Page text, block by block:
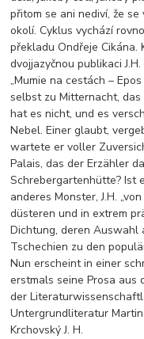
přitom se ani nediví, že
okolí. Cyklus vychází
překladu Ondřeje Cikána.
dvojjazyčnou publikaci
„Mumie na cestách –
selbst zu Mitternacht,
hat es nicht, und es
Nebel. Einer glaubt,
wartete er voller
Palais, das der Erzähler
Schrebergartenhütte? Ist
anderes Monster, J.H.
düsteren und in extrem
Dichtung, deren Auswahl
Tschechien zu den
Nun erscheint in einer
erstmals seine Prosa aus
der
Untergrundliteratur
Krchovský J. H.